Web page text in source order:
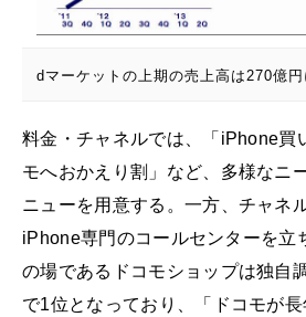
dマーケットの上期の売上高は270億円
料金・チャネルでは、「iPhone買
モへおかえり割」など、多様なニ
ニューを用意する。一方、チャネ
iPhone専門のコールセンターを立
の場であるドコモショップは独自
で1位となっており、「ドコモが